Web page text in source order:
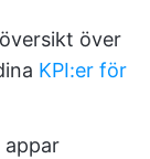
över
KPI:er för
appar